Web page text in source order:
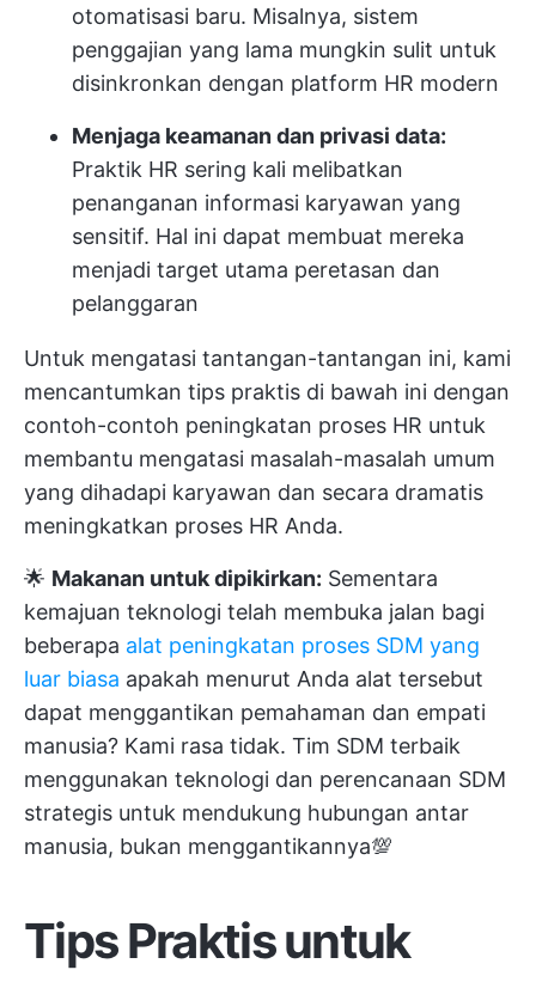
otomatisasi baru. Misalnya, sistem
penggajian yang lama mungkin sulit untuk
disinkronkan dengan platform HR modern
Menjaga keamanan dan privasi data:
Praktik HR sering kali melibatkan
penanganan informasi karyawan yang
sensitif. Hal ini dapat membuat mereka
menjadi target utama peretasan dan
pelanggaran
Untuk mengatasi tantangan-tantangan ini, kami
mencantumkan tips praktis di bawah ini dengan
contoh-contoh peningkatan proses HR untuk
membantu mengatasi masalah-masalah umum
yang dihadapi karyawan dan secara dramatis
meningkatkan proses HR Anda.
🌟 Makanan untuk dipikirkan: Sementara
kemajuan teknologi telah membuka jalan bagi
beberapa alat peningkatan proses SDM yang
luar biasa apakah menurut Anda alat tersebut
dapat menggantikan pemahaman dan empati
manusia? Kami rasa tidak. Tim SDM terbaik
menggunakan teknologi dan perencanaan SDM
strategis untuk mendukung hubungan antar
manusia, bukan menggantikannya💯
Tips Praktis untuk